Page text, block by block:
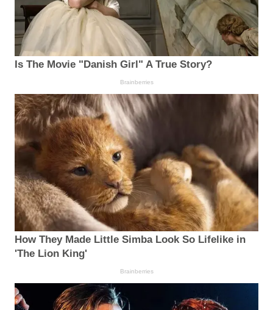
Is The Movie "Danish Girl" A True Story?
Brainberries
How They Made Little Simba Look So Lifelike in
'The Lion King'
Brainberries